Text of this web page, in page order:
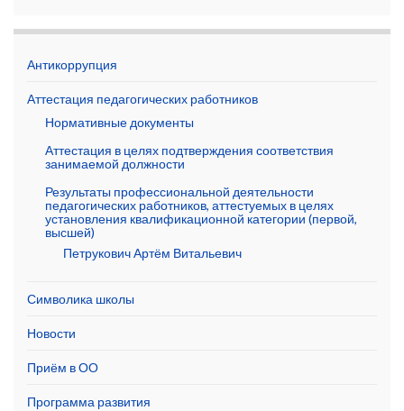
Антикоррупция
Аттестация педагогических работников
Нормативные документы
Аттестация в целях подтверждения соответствия
занимаемой должности
Результаты профессиональной деятельности
педагогических работников, аттестуемых в целях
установления квалификационной категории (первой,
высшей)
Петрукович Артём Витальевич
Символика школы
Новости
Приём в ОО
Программа развития